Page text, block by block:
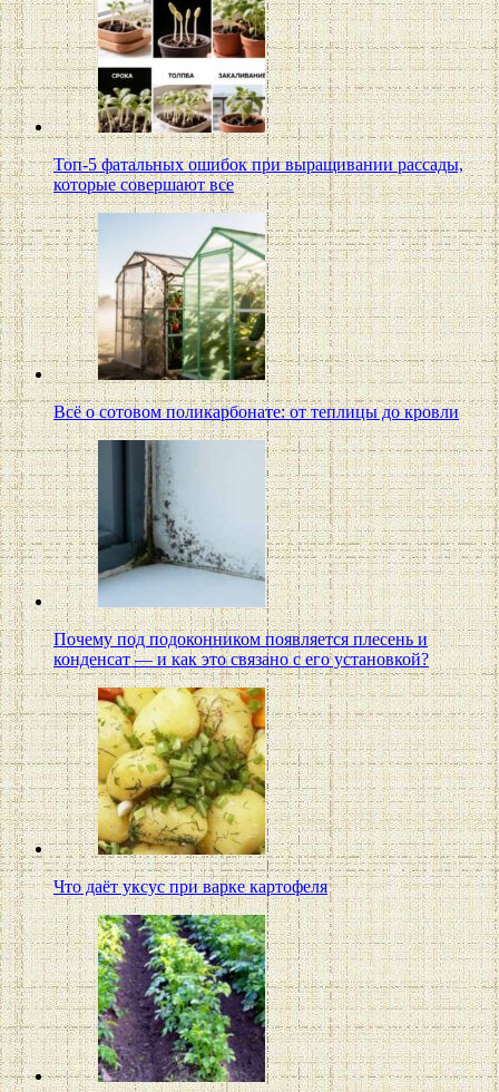
Топ-5 фатальных ошибок при выращивании рассады,
которые совершают все
Всё о сотовом поликарбонате: от теплицы до кровли
Почему под подоконником появляется плесень и
конденсат — и как это связано с его установкой?
Что даёт уксус при варке картофеля